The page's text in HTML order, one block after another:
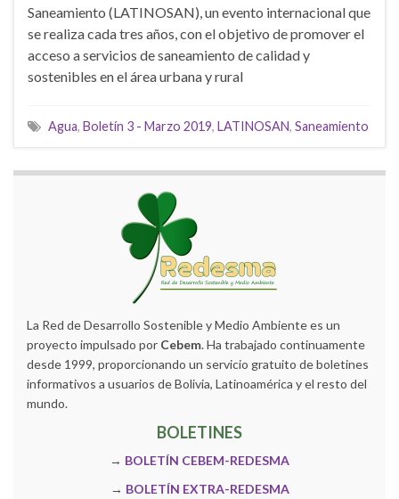
Saneamiento (LATINOSAN), un evento internacional que
se realiza cada tres años, con el objetivo de promover el
acceso a servicios de saneamiento de calidad y
sostenibles en el área urbana y rural
Agua, Boletín 3 - Marzo 2019, LATINOSAN, Saneamiento
La Red de Desarrollo Sostenible y Medio Ambiente es un
proyecto impulsado por Cebem. Ha trabajado continuamente
desde 1999, proporcionando un servicio gratuito de boletines
informativos a usuarios de Bolivia, Latinoamérica y el resto del
mundo.
BOLETINES
→ BOLETÍN CEBEM-REDESMA
→ BOLETÍN EXTRA-REDESMA